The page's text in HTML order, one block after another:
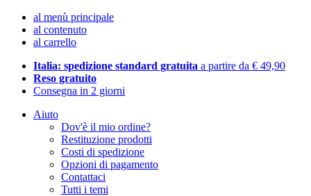
al menù principale
al contenuto
al carrello
Italia: spedizione standard gratuita a partire da € 49,90
Reso gratuito
Consegna in 2 giorni
Aiuto
Dov'è il mio ordine?
Restituzione prodotti
Costi di spedizione
Opzioni di pagamento
Contattaci
Tutti i temi